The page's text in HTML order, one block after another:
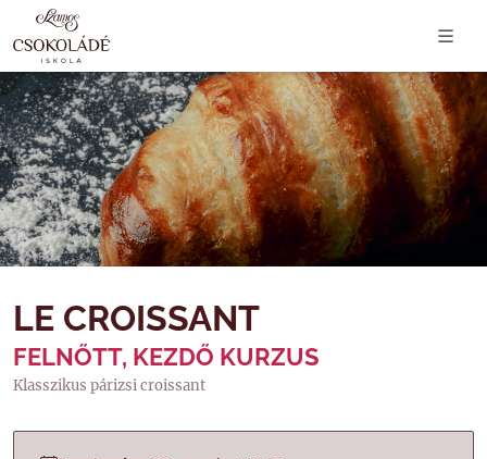
LE CROISSANT
FELNŐTT, KEZDŐ KURZUS
Klasszikus párizsi croissant